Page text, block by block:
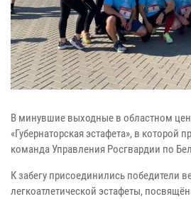
В минувшие выходные в областном
«Губернаторская эстафета», в которой
команда Управления Росгвардии по
К забегу присоединились победители
легкоатлетической эстафеты,